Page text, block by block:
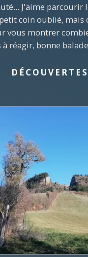
J'aime
coin oublié, mais
vous montrer
réagir, bonne
DÉCOUVERTES